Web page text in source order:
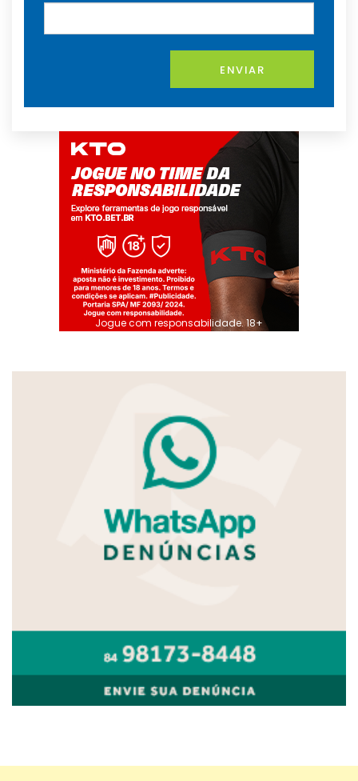
ENVIAR
Jogue com responsabilidade. 18+